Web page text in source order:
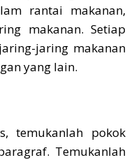
rantai makanan,
makanan. Setiap
jaring makanan
yang lain.
temukanlah pokok
Temukanlah